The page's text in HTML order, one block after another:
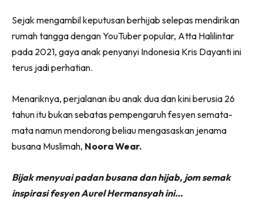
Sejak mengambil keputusan berhijab selepas mendirikan
rumah tangga dengan YouTuber popular, Atta Halilintar
pada 2021, gaya anak penyanyi Indonesia Kris Dayanti ini
terus jadi perhatian.
Menariknya, perjalanan ibu anak dua dan kini berusia 26
tahun itu bukan sebatas pempengaruh fesyen semata-
mata namun mendorong beliau mengasaskan jenama
busana Muslimah, Noora Wear.
Bijak menyuai padan busana dan hijab, jom semak
inspirasi fesyen Aurel Hermansyah ini…